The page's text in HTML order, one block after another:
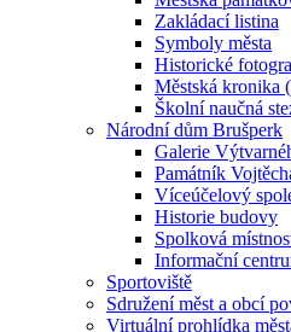
Zakládací listina
Symboly města
Historické
Městská kronika
Školní naučná
Národní dům Brušperk
Galerie
Památník
Víceúčelový
Historie budovy
Spolková
Informační
Sportoviště
Sdružení měst a obcí
Virtuální prohlídka